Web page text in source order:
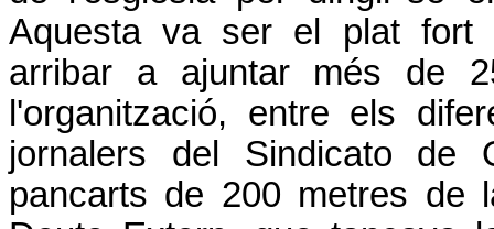
Aquesta va ser el plat fort
arribar a ajuntar més de
l'organització, entre els
jornalers del Sindicato de
pancarts de 200 metres de